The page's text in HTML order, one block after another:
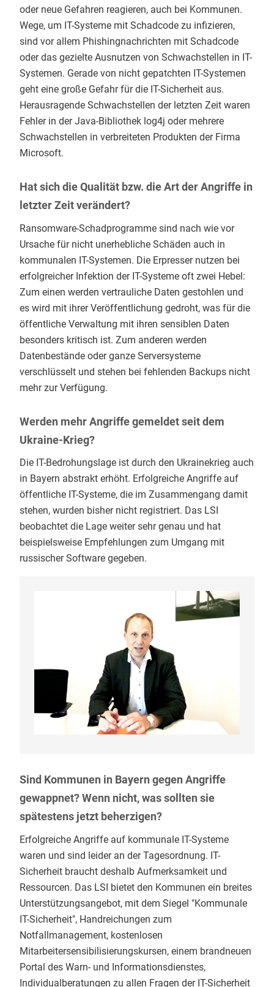
oder neue Gefahren reagieren, auch bei Kommunen.
Wege, um IT-Systeme mit Schadcode zu infizieren,
sind vor allem Phishingnachrichten mit Schadcode
oder das gezielte Ausnutzen von Schwachstellen in IT-
Systemen. Gerade von nicht gepatchten IT-Systemen
geht eine große Gefahr für die IT-Sicherheit aus.
Herausragende Schwachstellen der letzten Zeit waren
Fehler in der Java-Bibliothek log4j oder mehrere
Schwachstellen in verbreiteten Produkten der Firma
Microsoft.
Hat sich die Qualität bzw. die Art der Angriffe in
letzter Zeit verändert?
Ransomware-Schadprogramme sind nach wie vor
Ursache für nicht unerhebliche Schäden auch in
kommunalen IT-Systemen. Die Erpresser nutzen bei
erfolgreicher Infektion der IT-Systeme oft zwei Hebel:
Zum einen werden vertrauliche Daten gestohlen und
es wird mit ihrer Veröffentlichung gedroht, was für die
öffentliche Verwaltung mit ihren sensiblen Daten
besonders kritisch ist. Zum anderen werden
Datenbestände oder ganze Serversysteme
verschlüsselt und stehen bei fehlenden Backups nicht
mehr zur Verfügung.
Werden mehr Angriffe gemeldet seit dem
Ukraine-Krieg?
Die IT-Bedrohungslage ist durch den Ukrainekrieg auch
in Bayern abstrakt erhöht. Erfolgreiche Angriffe auf
öffentliche IT-Systeme, die im Zusammengang damit
stehen, wurden bisher nicht registriert. Das LSI
beobachtet die Lage weiter sehr genau und hat
beispielsweise Empfehlungen zum Umgang mit
russischer Software gegeben.
Sind Kommunen in Bayern gegen Angriffe
gewappnet? Wenn nicht, was sollten sie
spätestens jetzt beherzigen?
Erfolgreiche Angriffe auf kommunale IT-Systeme
waren und sind leider an der Tagesordnung. IT-
Sicherheit braucht deshalb Aufmerksamkeit und
Ressourcen. Das LSI bietet den Kommunen ein breites
Unterstützungsangebot, mit dem Siegel "Kommunale
IT-Sicherheit", Handreichungen zum
Notfallmanagement, kostenlosen
Mitarbeitersensibilisierungskursen, einem brandneuen
Portal des Warn- und Informationsdienstes,
Individualberatungen zu allen Fragen der IT-Sicherheit